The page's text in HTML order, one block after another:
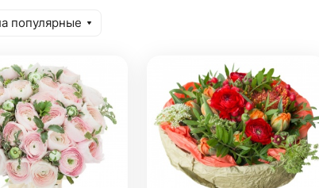
популярные